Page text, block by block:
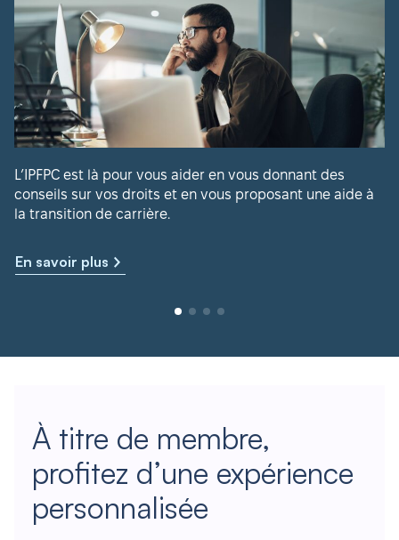
L’IPFPC est là pour vous aider en vous donnant des
conseils sur vos droits et en vous proposant une aide à
la transition de carrière.
En savoir plus
À titre de membre,
profitez d’une expérience
personnalisée